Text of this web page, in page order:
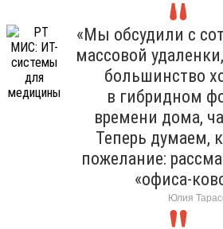
«Мы обсудили с
массовой
большинство
в гибридном
времени дома,
Теперь думаем,
пожелание:
«офиса-
Юлия